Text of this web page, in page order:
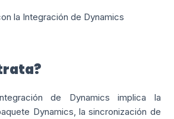
la Integración de Dynamics
de Dynamics implica la
Dynamics, la sincronización de